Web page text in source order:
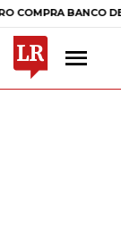
BANCO DE LA